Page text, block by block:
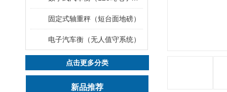
固定式轴重秤（短台面地磅）
电子汽车衡（无人值守系统）
点击更多分类
新品推荐